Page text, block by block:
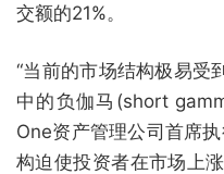
交额的21%。
“当前的市场结构极易受
中的负伽马(short
One资产管理公司首席
构迫使投资者在市场上